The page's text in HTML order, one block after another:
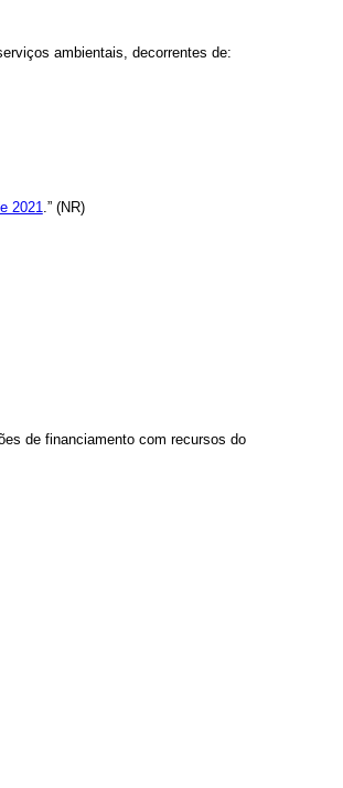
ambientais, decorrentes de:
2021.” (NR)
de financiamento com recursos do